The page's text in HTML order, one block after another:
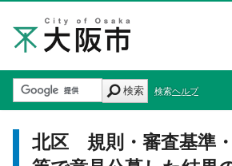
検索 検索ヘルプ
北区 規則・審査基準